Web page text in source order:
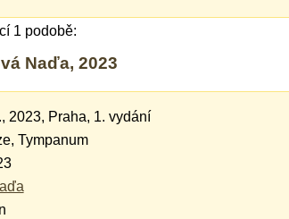
1 podobě:
Naďa, 2023
2023, Praha, 1. vydání
Tympanum